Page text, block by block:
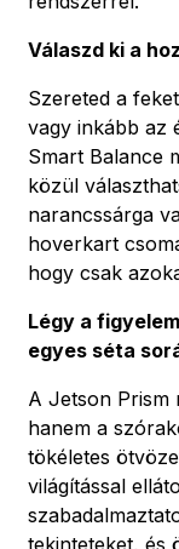
Válaszd ki a
Szereted a
vagy inkább az
Smart Balance
közül
narancssárga
hoverkart
hogy csak
Légy a
egyes séta
A Jetson Prism
hanem a
tökéletes
világítással